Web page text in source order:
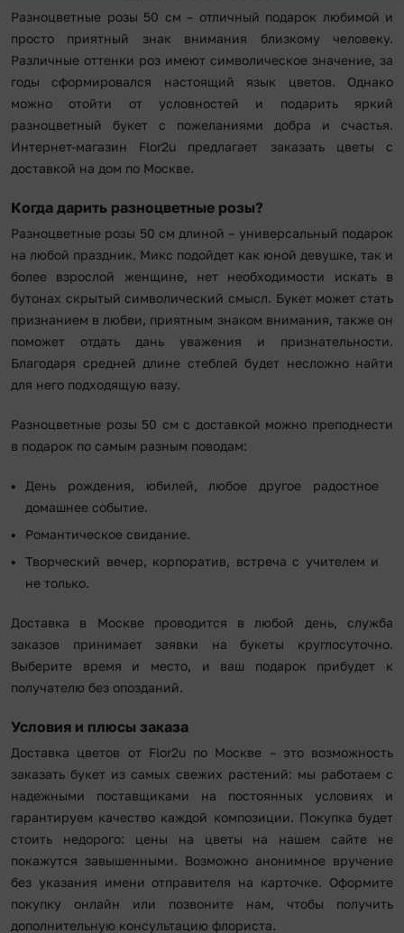
Разноцветные розы 50 см – отличный подарок любимой и
просто приятный знак внимания близкому человеку.
Различные оттенки роз имеют символическое значение, за
годы сформировался настоящий язык цветов. Однако
можно отойти от условностей и подарить яркий
разноцветный букет с пожеланиями добра и счастья.
Интернет-магазин Flor2u предлагает заказать цветы с
доставкой на дом по Москве.
Когда дарить разноцветные розы?
Разноцветные розы 50 см длиной – универсальный подарок
на любой праздник. Микс подойдет как юной девушке, так и
более взрослой женщине, нет необходимости искать в
бутонах скрытый символический смысл. Букет может стать
признанием в любви, приятным знаком внимания, также он
поможет отдать дань уважения и признательности.
Благодаря средней длине стеблей будет несложно найти
для него подходящую вазу.
Разноцветные розы 50 см с доставкой можно преподнести
в подарок по самым разным поводам:
День рождения, юбилей, любое другое радостное
домашнее событие.
Романтическое свидание.
Творческий вечер, корпоратив, встреча с учителем и
не только.
Доставка в Москве проводится в любой день, служба
заказов принимает заявки на букеты круглосуточно.
Выберите время и место, и ваш подарок прибудет к
получателю без опозданий.
Условия и плюсы заказа
Доставка цветов от Flor2u по Москве – это возможность
заказать букет из самых свежих растений: мы работаем с
надежными поставщиками на постоянных условиях и
гарантируем качество каждой композиции. Покупка будет
стоить недорого: цены на цветы на нашем сайте не
покажутся завышенными. Возможно анонимное вручение
без указания имени отправителя на карточке. Оформите
покупку онлайн или позвоните нам, чтобы получить
дополнительную консультацию флориста.